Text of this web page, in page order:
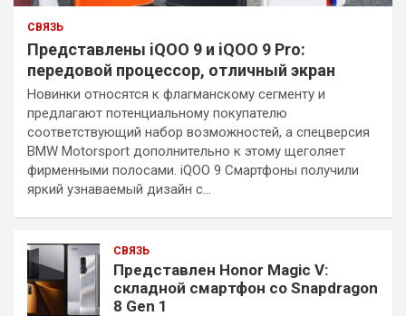
СВЯЗЬ
Представлены iQOO 9 и iQOO 9 Pro:
передовой процессор, отличный экран
Новинки относятся к флагманскому сегменту и
предлагают потенциальному покупателю
соответствующий набор возможностей, а спецверсия
BMW Motorsport дополнительно к этому щеголяет
фирменными полосами. iQOO 9 Смартфоны получили
яркий узнаваемый дизайн с…
СВЯЗЬ
Представлен Honor Magic V:
складной смартфон со Snapdragon
8 Gen 1